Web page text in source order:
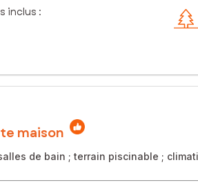
inclus :
maison
de bain ; terrain piscinable ;